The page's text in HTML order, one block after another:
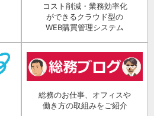
コスト削減・業務効率化
ができるクラウド型の
WEB購買管理システム
総務のお仕事、オフィスや
働き方の取組みをご紹介